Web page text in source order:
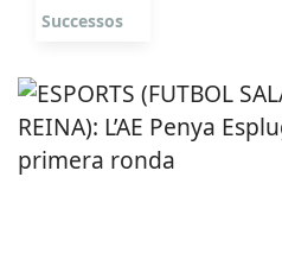
Successos